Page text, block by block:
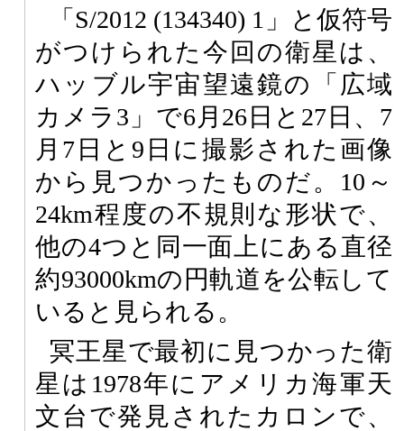
「S/2012 (134340) 1」と仮符号
がつけられた今回の衛星は、
ハッブル宇宙望遠鏡の「広域
カメラ3」で6月26日と27日、7
月7日と9日に撮影された画像
から見つかったものだ。10～
24km程度の不規則な形状で、
他の4つと同一面上にある直径
約93000kmの円軌道を公転して
いると見られる。
冥王星で最初に見つかった衛
星は1978年にアメリカ海軍天
文台で発見されたカロンで、